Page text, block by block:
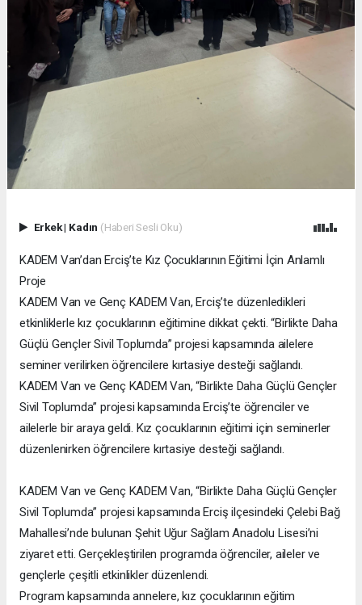
Erkek| Kadın (Haberi Sesli Oku)
KADEM Van’dan Erciş’te Kız Çocuklarının Eğitimi İçin Anlamlı
Proje
KADEM Van ve Genç KADEM Van, Erciş’te düzenledikleri
etkinliklerle kız çocuklarının eğitimine dikkat çekti. “Birlikte Daha
Güçlü Gençler Sivil Toplumda” projesi kapsamında ailelere
seminer verilirken öğrencilere kırtasiye desteği sağlandı.
KADEM Van ve Genç KADEM Van, “Birlikte Daha Güçlü Gençler
Sivil Toplumda” projesi kapsamında Erciş’te öğrenciler ve
ailelerle bir araya geldi. Kız çocuklarının eğitimi için seminerler
düzenlenirken öğrencilere kırtasiye desteği sağlandı.
KADEM Van ve Genç KADEM Van, “Birlikte Daha Güçlü Gençler
Sivil Toplumda” projesi kapsamında Erciş ilçesindeki Çelebi Bağ
Mahallesi’nde bulunan Şehit Uğur Sağlam Anadolu Lisesi’ni
ziyaret etti. Gerçekleştirilen programda öğrenciler, aileler ve
gençlerle çeşitli etkinlikler düzenlendi.
Program kapsamında annelere, kız çocuklarının eğitim